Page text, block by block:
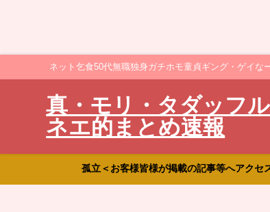
ネット乞食50代無職独身ガチホモ童貞ギング・ゲイな
真・モリ・タダッフ
ネエ的まとめ速報
孤立＜お客様皆様が掲載の記事等へアクセ